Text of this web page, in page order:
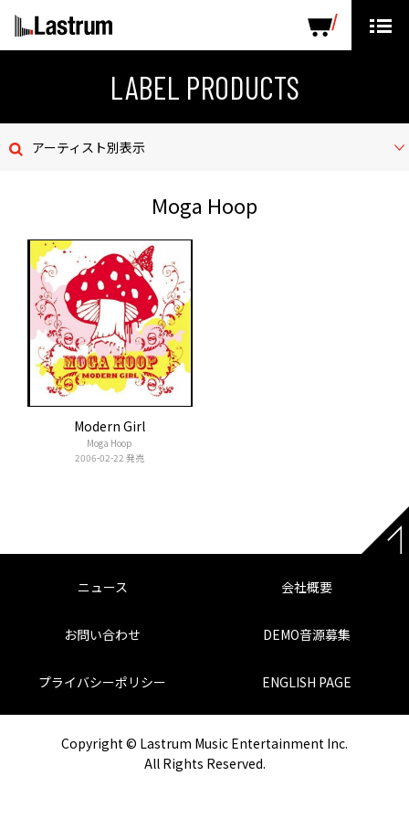
LABEL PRODUCTS
デモテープ
プライバシーポリシー
ENGLISH PAGE
LABEL PRODUCTS
アーティスト別表示
Moga Hoop
Modern Girl
Moga Hoop
2006-02-22 発売
ニュース 会社概要
お問い合わせ DEMO音源募集
プライバシーポリシー ENGLISH PAGE
Copyright © Lastrum Music Entertainment Inc.
All Rights Reserved.